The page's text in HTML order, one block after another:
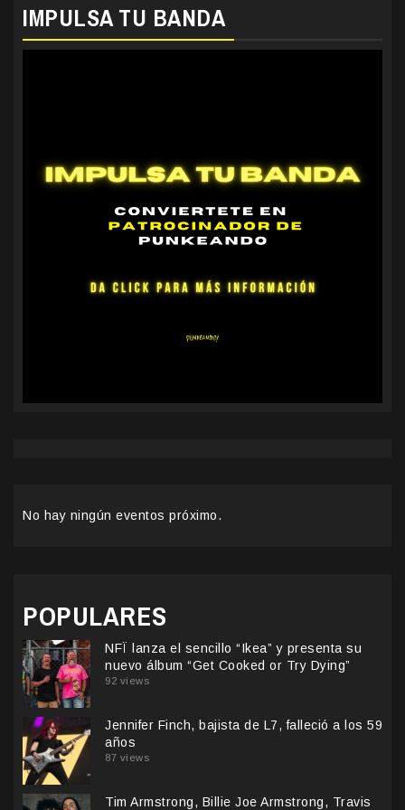
IMPULSA TU BANDA
No hay ningún eventos próximo.
POPULARES
NFÏ lanza el sencillo “Ikea” y presenta su
nuevo álbum “Get Cooked or Try Dying”
92 views
Jennifer Finch, bajista de L7, falleció a los 59
años
87 views
Tim Armstrong, Billie Joe Armstrong, Travis